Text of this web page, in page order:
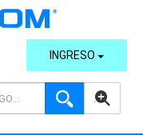
AVANZADA
INGRESO